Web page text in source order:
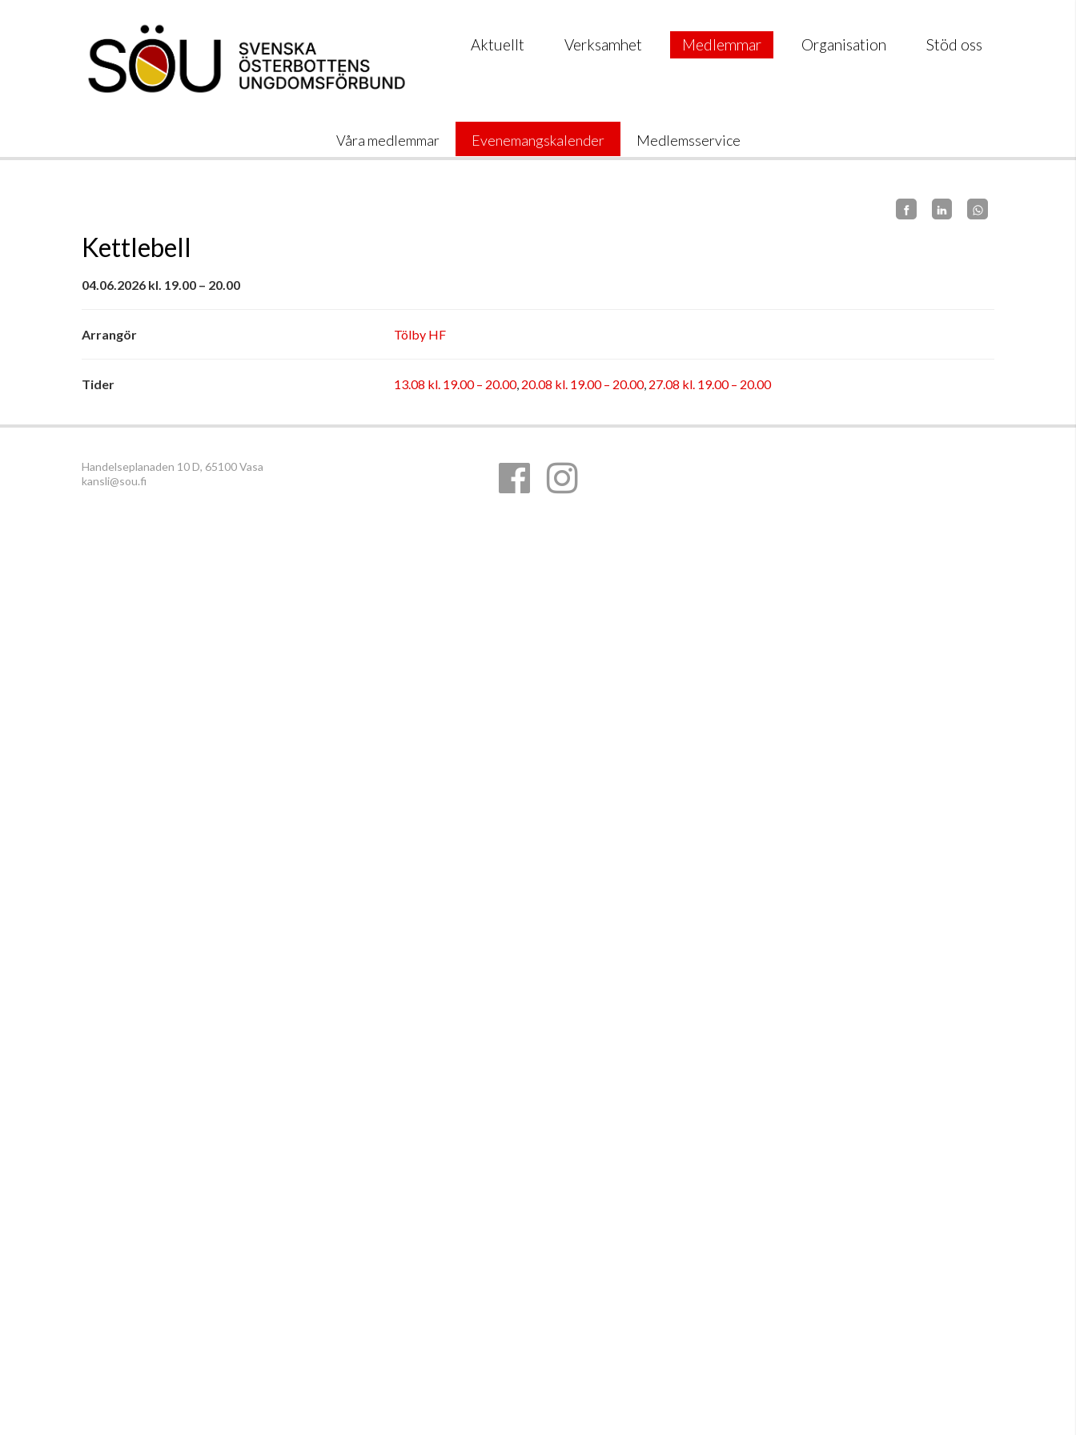
Aktuellt Verksamhet Medlemmar Organisation Stöd oss
Våra medlemmar Evenemangskalender Medlemsservice
Kettlebell
04.06.2026 kl. 19.00 – 20.00
Arrangör Tölby HF
Tider 13.08 kl. 19.00 – 20.00, 20.08 kl. 19.00 – 20.00, 27.08 kl. 19.00 – 20.00
Handelseplanaden 10 D, 65100 Vasa
kansli@sou.fi